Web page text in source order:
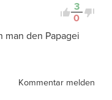
3
0
man den Papagei
Kommentar melden